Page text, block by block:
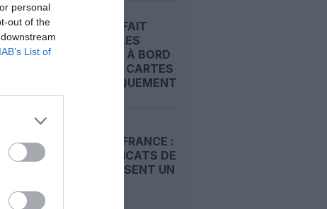
personal
out of the
IAB’s List of
EASYJET FAIT
MONTER LES
DOUDOUS À BORD
AVEC DES CARTES
D’EMBARQUEMENT...
EASYJET FRANCE :
LES SYNDICATS DE
PNC DÉPOSENT UN